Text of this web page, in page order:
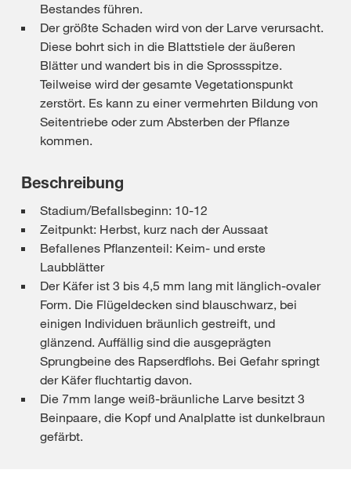
Bestandes führen.
Der größte Schaden wird von der Larve verursacht.
Diese bohrt sich in die Blattstiele der äußeren
Blätter und wandert bis in die Sprossspitze.
Teilweise wird der gesamte Vegetationspunkt
zerstört. Es kann zu einer vermehrten Bildung von
Seitentriebe oder zum Absterben der Pflanze
kommen.
Beschreibung
Stadium/Befallsbeginn: 10-12
Zeitpunkt: Herbst, kurz nach der Aussaat
Befallenes Pflanzenteil: Keim- und erste
Laubblätter
Der Käfer ist 3 bis 4,5 mm lang mit länglich-ovaler
Form. Die Flügeldecken sind blauschwarz, bei
einigen Individuen bräunlich gestreift, und
glänzend. Auffällig sind die ausgeprägten
Sprungbeine des Rapserdflohs. Bei Gefahr springt
der Käfer fluchtartig davon.
Die 7mm lange weiß-bräunliche Larve besitzt 3
Beinpaare, die Kopf und Analplatte ist dunkelbraun
gefärbt.